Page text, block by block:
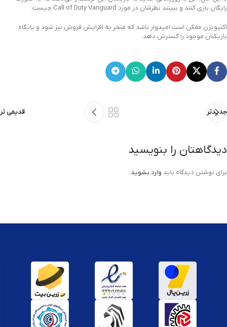
رایگان بازی کنند و ببینند نظرشان در مورد Call of Duty Vanguard چیست.
اکتیویژن ممکن است امیدوار باشد که منجر به افزایش فروش نیز شود و پایگاه
بازیکنان موجود را گسترش دهد.
جدیدتر قدیمی تر
دیدگاهتان را بنویسید
برای نوشتن دیدگاه باید وارد بشوید.